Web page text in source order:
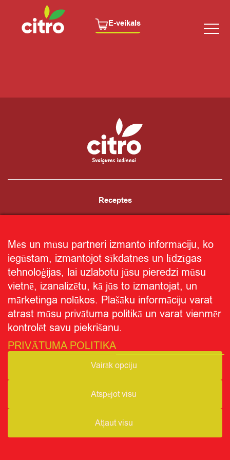
E-veikals
Receptes
Par CITRO
© CITRO.LV| Privātuma politika|Par "CITRO"
Mēs un mūsu partneri izmanto informāciju, ko
iegūstam, izmantojot sīkdatnes un līdzīgas
tehnoloģijas, lai uzlabotu jūsu pieredzi mūsu
vietnē, izanalizētu, kā jūs to izmantojat, un
mārketinga nolūkos. Plašāku informāciju varat
atrast mūsu privātuma politikā un varat vienmēr
kontrolēt savu piekrišanu.
PRIVĀTUMA POLITIKA
Vairāk opciju
Atspējot visu
Atļaut visu